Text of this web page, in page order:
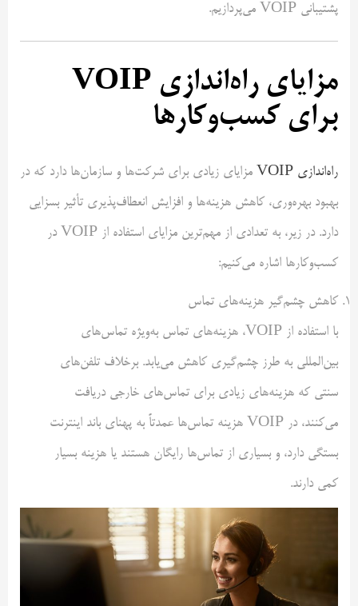
پشتیبانی VOIP می‌پردازیم.
مزایای راه‌اندازی VOIP
برای کسب‌وکارها
راه‌اندازی VOIP
مزایای زیادی برای شرکت‌ها و سازمان‌ها دارد که در
بهبود بهره‌وری، کاهش هزینه‌ها و افزایش انعطاف‌پذیری تأثیر بسزایی
دارد. در زیر، به تعدادی از مهم‌ترین مزایای استفاده از VOIP در
کسب‌وکارها اشاره می‌کنیم:
کاهش چشم‌گیر هزینه‌های تماس
با استفاده از VOIP، هزینه‌های تماس به‌ویژه تماس‌های
بین‌المللی به طرز چشم‌گیری کاهش می‌یابد. برخلاف تلفن‌های
سنتی که هزینه‌های زیادی برای تماس‌های خارجی دریافت
می‌کنند، در VOIP هزینه تماس‌ها عمدتاً به پهنای باند اینترنت
بستگی دارد، و بسیاری از تماس‌ها رایگان هستند یا هزینه بسیار
کمی دارند.